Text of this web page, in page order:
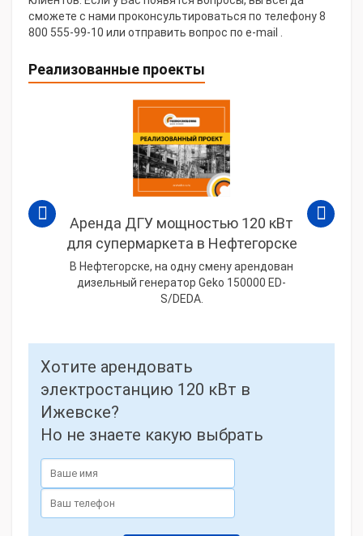
сможете с нами проконсультироваться по телефону 8
800 555-99-10 или отправить вопрос по e-mail .
Реализованные проекты
Аренда ДГУ мощностью 120 кВт
для супермаркета в Нефтегорске
В Нефтегорске, на одну смену арендован
дизельный генератор Geko 150000 ED-
S/DEDA.
Хотите арендовать
электростанцию 120 кВт в
Ижевске?
Но не знаете какую выбрать